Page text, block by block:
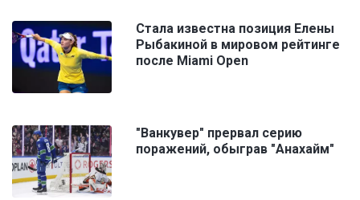
Стала известна позиция Елены
Рыбакиной в мировом рейтинге
после Miami Open
"Ванкувер" прервал серию
поражений, обыграв "Анахайм"